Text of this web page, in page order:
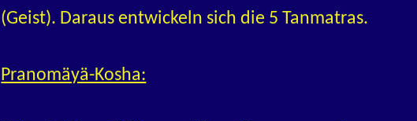
(Geist). Daraus entwickeln sich die 5 Tanmatras.
Pranomäyä-Kosha: